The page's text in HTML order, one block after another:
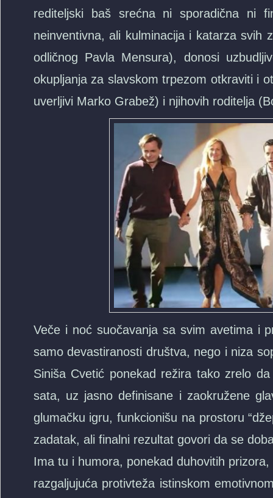
rediteljski baš srećna ni sporadična ni
neinventivna, ali kulminacija i katarza svih
odličnog Pavla Mensura), donosi
okupljanja za slavskom trpezom otkraviti i
uverljivi Marko Grabež) i njihovih roditelja
Veče i noć suočavanja sa svim avetima i
samo devastiranosti društva, nego i niza
Siniša Cvetić ponekad režira tako zrelo
sata, uz jasno definisane i zaokružene
glumačku igru, funkcionišu na prostoru
zadatak, ali finalni rezultat govori da se
Ima tu i humora, ponekad duhovitih
razgaljujuća protivteža istinskom